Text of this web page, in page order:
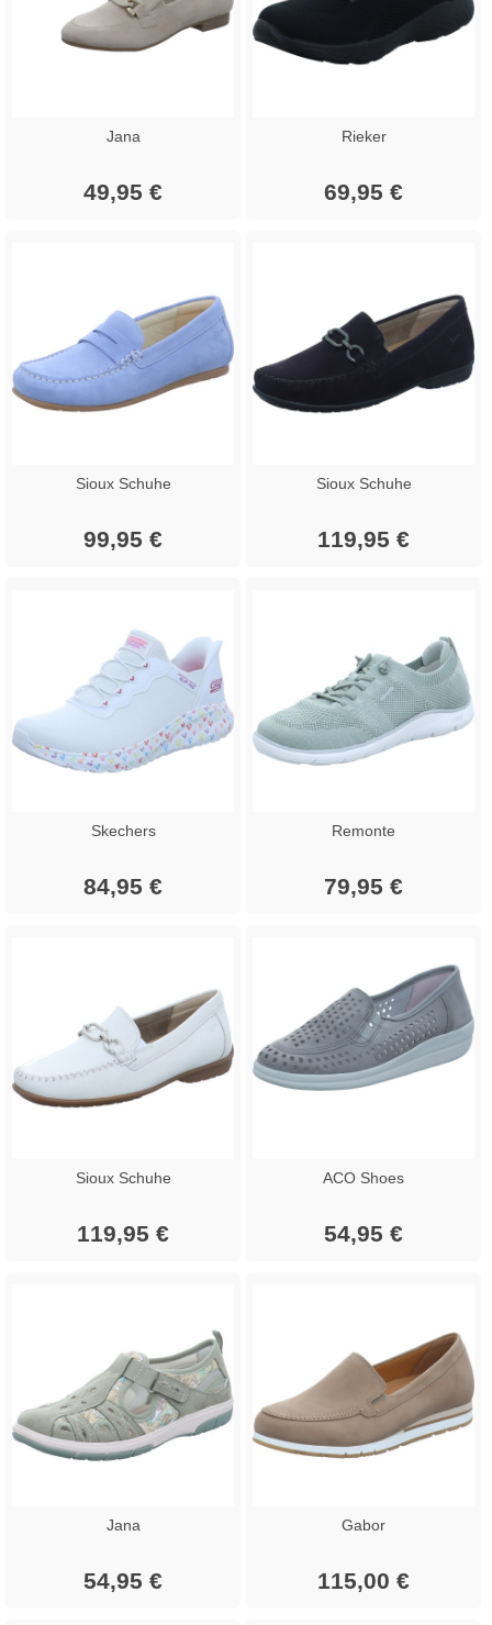
Jana
49,95 €
Rieker
69,95 €
Sioux Schuhe
99,95 €
Sioux Schuhe
119,95 €
Skechers
84,95 €
Remonte
79,95 €
Sioux Schuhe
119,95 €
ACO Shoes
54,95 €
Jana
54,95 €
Gabor
115,00 €